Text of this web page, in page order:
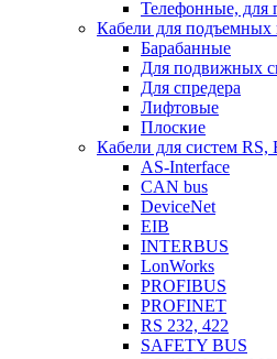
Телефонные, для
Кабели для подъемных
Барабанные
Для подвижных
Для спредера
Лифтовые
Плоские
Кабели для систем RS,
AS-Interface
CAN bus
DeviceNet
EIB
INTERBUS
LonWorks
PROFIBUS
PROFINET
RS 232, 422
SAFETY BUS